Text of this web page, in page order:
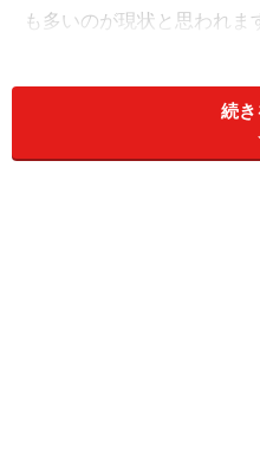
も多いのが現状と思われま
すべての確定拠出年金制
が出るわけではありませ
は、確定拠出年金の一種
続